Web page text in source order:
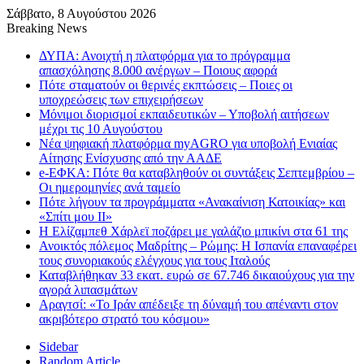
Σάββατο, 8 Αυγούστου 2026
Breaking News
ΔΥΠΑ: Ανοιχτή η πλατφόρμα για το πρόγραμμα
απασχόλησης 8.000 ανέργων – Ποιους αφορά
Πότε σταματούν οι θερινές εκπτώσεις – Ποιες οι
υποχρεώσεις των επιχειρήσεων
Μόνιμοι διορισμοί εκπαιδευτικών – Υποβολή αιτήσεων
μέχρι τις 10 Αυγούστου
Νέα ψηφιακή πλατφόρμα myAGRO για υποβολή Ενιαίας
Αίτησης Ενίσχυσης από την ΑΑΔΕ
e-ΕΦΚΑ: Πότε θα καταβληθούν οι συντάξεις Σεπτεμβρίου –
Οι ημερομηνίες ανά ταμείο
Πότε λήγουν τα προγράμματα «Ανακαίνιση Κατοικίας» και
«Σπίτι μου ΙΙ»
Η Ελίζαμπεθ Χάρλεϊ ποζάρει με γαλάζιο μπικίνι στα 61 της
Ανοικτός πόλεμος Μαδρίτης – Ρώμης: Η Ισπανία επαναφέρει
τους συνοριακούς ελέγχους για τους Ιταλούς
Καταβλήθηκαν 33 εκατ. ευρώ σε 67.746 δικαιούχους για την
αγορά λιπασμάτων
Αραγτσί: «Το Ιράν απέδειξε τη δύναμή του απέναντι στον
ακριβότερο στρατό του κόσμου»
Sidebar
Random Article